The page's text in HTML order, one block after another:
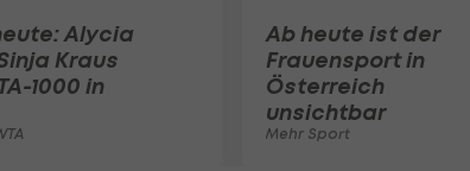
Alycia
Kraus
1000 in
Ab heute ist der
Frauensport in
Österreich
unsichtbar
Mehr Sport